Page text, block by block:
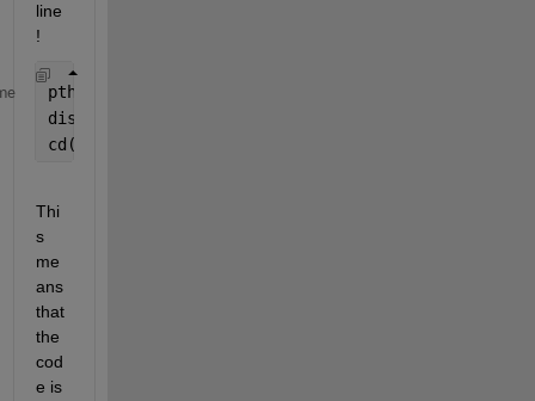
line
!
pth = fileparts(mfilename(
disp(pth);
cd(pth)
Thi
s
me
ans
that
the
cod
e is